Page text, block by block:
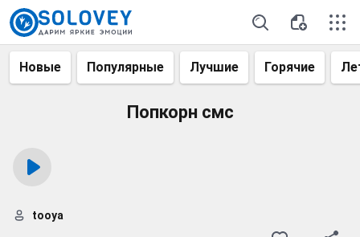
Новые Популярные Лучшие Горячие
Попкорн смс
tooya